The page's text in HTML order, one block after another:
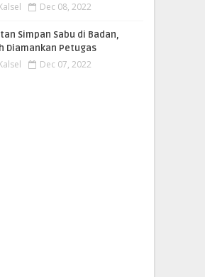
Dec 08, 2022
Simpan Sabu di Badan,
Diamankan Petugas
Dec 07, 2022